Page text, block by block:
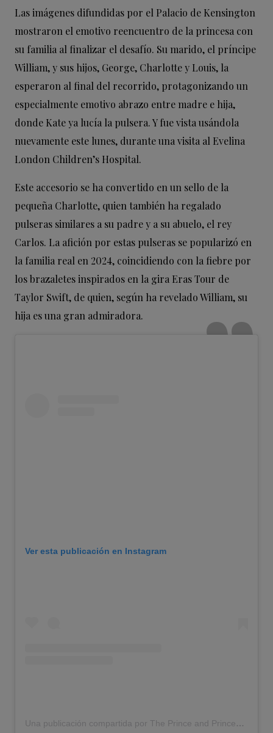
Las imágenes difundidas por el Palacio de Kensington
mostraron el emotivo reencuentro de la princesa con
su familia al finalizar el desafío. Su marido, el príncipe
William, y sus hijos, George, Charlotte y Louis, la
esperaron al final del recorrido, protagonizando un
especialmente emotivo abrazo entre madre e hija,
donde Kate ya lucía la pulsera. Y fue vista usándola
nuevamente este lunes, durante una visita al Evelina
London Children’s Hospital.
Este accesorio se ha convertido en un sello de la
pequeña Charlotte, quien también ha regalado
pulseras similares a su padre y a su abuelo, el rey
Carlos. La afición por estas pulseras se popularizó en
la familia real en 2024, coincidiendo con la fiebre por
los brazaletes inspirados en la gira Eras Tour de
Taylor Swift, de quien, según ha revelado William, su
hija es una gran admiradora.
Ver esta publicación en Instagram
Una publicación compartida por The Prince and Princess of Wales (@princeandprincessofwales)